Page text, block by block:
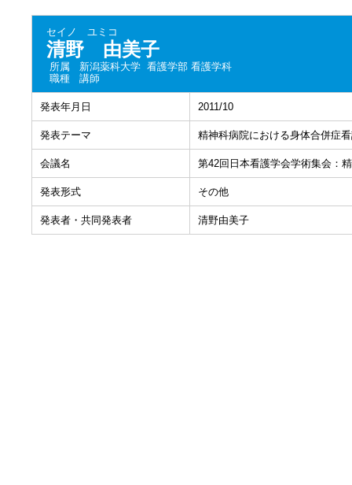
セイノ ユミコ
清野 由美子
所属
新潟薬科大学 看護学部 看護学科
職種
講師
発表年月日 2011/10
発表テーマ 精神科病院における身体合併症
会議名 第42回日本看護学会学術集会：
発表形式 その他
発表者・共同発表者 清野由美子